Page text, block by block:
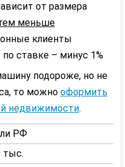
от размера
меньше
клиенты
ставке – минус 1%
подороже, но не
то можно оформить
недвижимости.
РФ
тыс.